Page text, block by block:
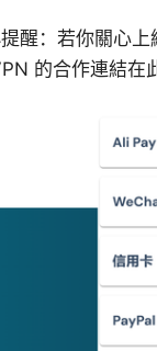
醒：若你關心
的合作連結在